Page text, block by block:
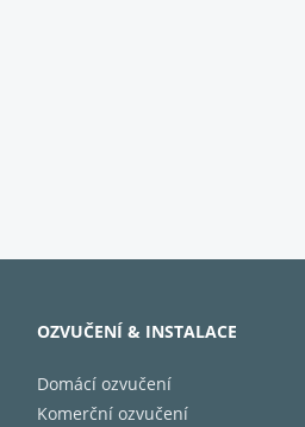
OZVUČENÍ & INSTALACE
Domácí ozvučení
Komerční ozvučení